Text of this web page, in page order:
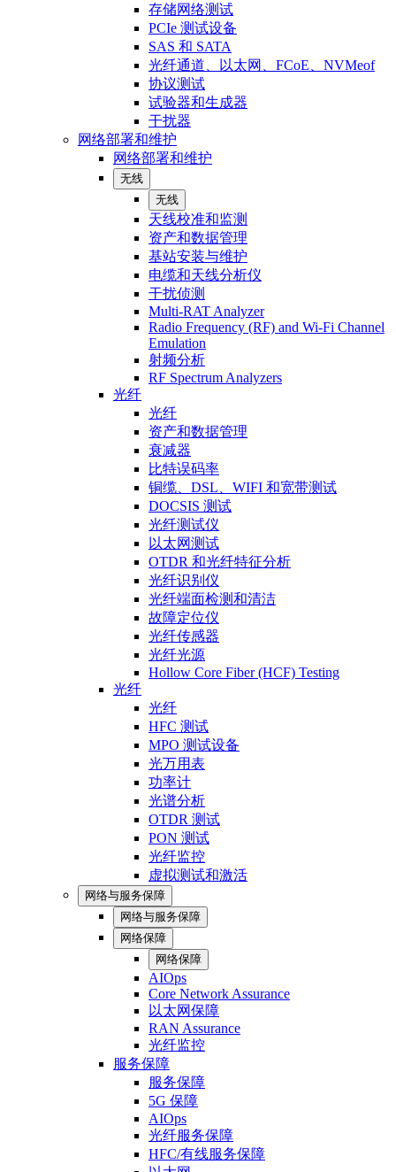
存储网络测试
PCIe 测试设备
SAS 和 SATA
光纤通道、以太网、FCoE、NVMeof
协议测试
试验器和生成器
干扰器
网络部署和维护
网络部署和维护
无线
无线
天线校准和监测
资产和数据管理
基站安装与维护
电缆和天线分析仪
干扰侦测
Multi-RAT Analyzer
Radio Frequency (RF) and Wi-Fi Channel
Emulation
射频分析
RF Spectrum Analyzers
光纤
光纤
资产和数据管理
衰减器
比特误码率
铜缆、DSL、WIFI 和宽带测试
DOCSIS 测试
光纤测试仪
以太网测试
OTDR 和光纤特征分析
光纤识别仪
光纤端面检测和清洁
故障定位仪
光纤传感器
光纤光源
Hollow Core Fiber (HCF) Testing
光纤
光纤
HFC 测试
MPO 测试设备
光万用表
功率计
光谱分析
OTDR 测试
PON 测试
光纤监控
虚拟测试和激活
网络与服务保障
网络与服务保障
网络保障
网络保障
AIOps
Core Network Assurance
以太网保障
RAN Assurance
光纤监控
服务保障
服务保障
5G 保障
AIOps
光纤服务保障
HFC/有线服务保障